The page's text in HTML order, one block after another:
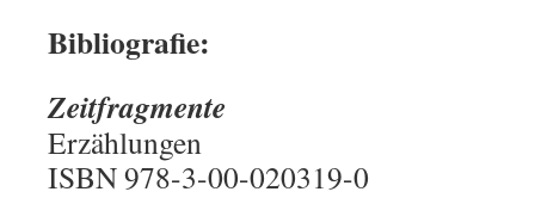
Bibliografie:
Zeitfragmente
Erzählungen
ISBN 978-3-00-020319-0